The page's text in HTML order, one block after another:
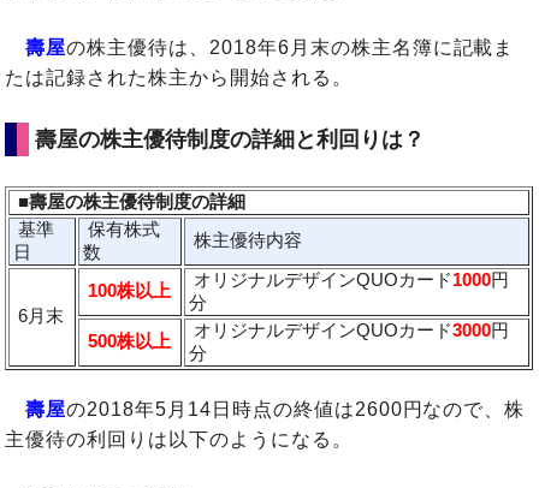
壽屋の株主優待は、2018年6月末の株主名簿に記載ま
たは記録された株主から開始される。
壽屋の株主優待制度の詳細と利回りは？
■壽屋の株主優待制度の詳細
基準
日
保有株式
数
株主優待内容
6月末
100株以上
オリジナルデザインQUOカード1000円
分
500株以上
オリジナルデザインQUOカード3000円
分
壽屋の2018年5月14日時点の終値は2600円なので、株
主優待の利回りは以下のようになる。